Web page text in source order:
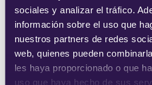
sociales y analizar el tráfico.
información sobre el uso que
nuestros partners de redes
web, quienes pueden
les haya proporcionado o que
uso que haya hecho de sus
Completas las prácticas y
acreditativo de IEBS.